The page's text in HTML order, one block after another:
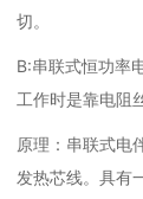
切。
B:串联式恒功率
工作时是靠电阻
原理：串联式电
发热芯线。具有